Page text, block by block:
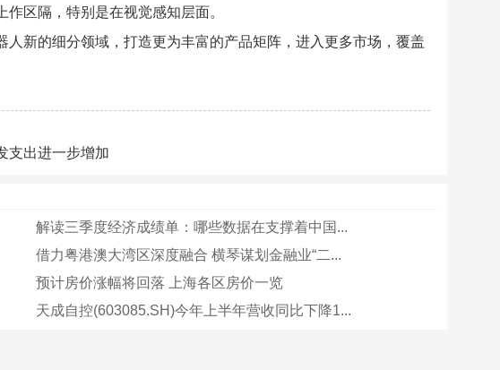
区隔，特别是在视觉感知层面。
新的细分领域，打造更为丰富的产品矩阵，进入更多市场，覆盖
支出进一步增加
解读三季度经济成绩单：哪些数据在支撑着中国...
借力粤港澳大湾区深度融合 横琴谋划金融业“二...
预计房价涨幅将回落 上海各区房价一览
天成自控(603085.SH)今年上半年营收同比下降1...